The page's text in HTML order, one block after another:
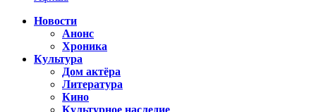
Новости
Анонс
Хроника
Культура
Дом актёра
Литература
Кино